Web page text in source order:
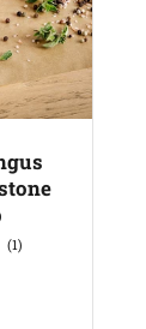
(1)